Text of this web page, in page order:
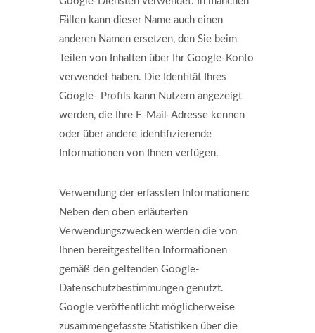
Fällen kann dieser Name auch einen
anderen Namen ersetzen, den Sie beim
Teilen von Inhalten über Ihr Google-Konto
verwendet haben. Die Identität Ihres
Google- Profils kann Nutzern angezeigt
werden, die Ihre E-Mail-Adresse kennen
oder über andere identifizierende
Informationen von Ihnen verfügen.
Verwendung der erfassten Informationen:
Neben den oben erläuterten
Verwendungszwecken werden die von
Ihnen bereitgestellten Informationen
gemäß den geltenden Google-
Datenschutzbestimmungen genutzt.
Google veröffentlicht möglicherweise
zusammengefasste Statistiken über die